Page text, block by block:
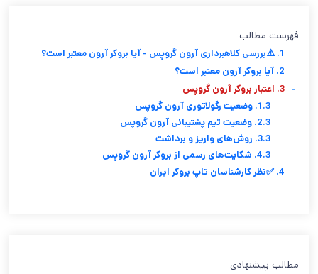
فهرست مطالب
1. ⚠️بررسی کلاهبرداری آرون گروپس - آیا بروکر آرون معتبر است؟
2. آیا بروکر آرون معتبر است؟
3. اعتبار بروکر آرون گروپس -
1.3. وضعیت رگولاتوری آرون گروپس
2.3. وضعیت تیم پشتیبانی آرون گروپس
3.3. روش‌های واریز و برداشت
4.3. شکایت‌های رسمی از بروکر آرون گروپس
4. ✅نظر کارشناسان تاپ بروکر ایران
مطالب پیشنهادی